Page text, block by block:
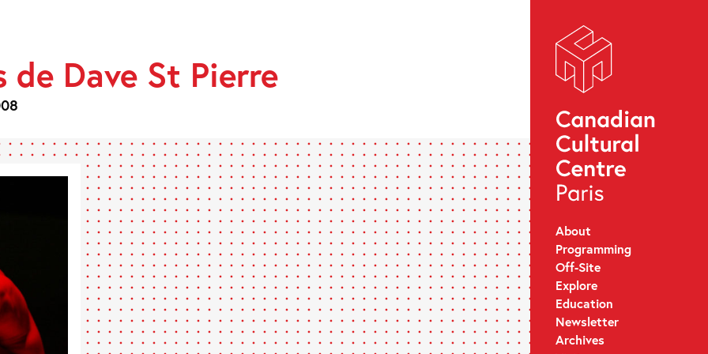
About
Programming
Off-Site
Explore
Education
Newsletter
Archives
de Dave St Pierre